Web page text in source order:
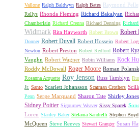
Vallone Ralph Baldwyn Ralph Bates Raymond
Rellys Rhonda Fleming Richard Bakalyan
Chamberlain Richard Crenna Richard Denning Richard
Widmark Rita Hayworth Robert Brown Robert
Donner Robert Duvall Robert Hossein Robert
Newton Robert Preston Robert Redford Robert
Vaughn Robert Wagner Robin Williams Rock
Roddy McDowall Roger Moore Roman
Rosanna Arquette Roy Jenson Russ Tamblyn
Jr. Santo Scarlett Johansson Scatman Crothers
Penn Serge Marquand Sharon Tate Shirley Jones
Sidney Poitier Sigourney Weaver Sissy Spacek
Loren Stanley Baker Stefania Sandrelli Stephen Boyd
McQueen Steve Reeves Stewart Granger Susan